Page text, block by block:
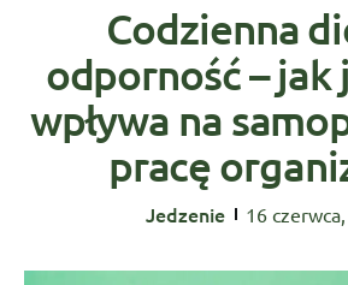
Codzienna
odporność – jak
wpływa na
pracę
Jedzenie 16